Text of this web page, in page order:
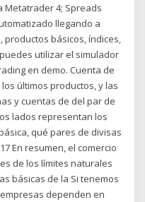
Metatrader 4; Spreads
llegando a
básicos, índices,
utilizar el simulador
en demo. Cuenta de
últimos productos, y las
y cuentas de del par de
lados representan los
qué pares de divisas
En resumen, el comercio
de los límites naturales
básicas de la Si tenemos
dependen en